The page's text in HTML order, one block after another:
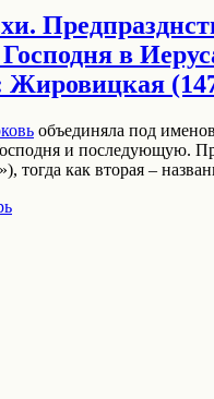
в
объединяла под
и последующую.
тогда как вторая –